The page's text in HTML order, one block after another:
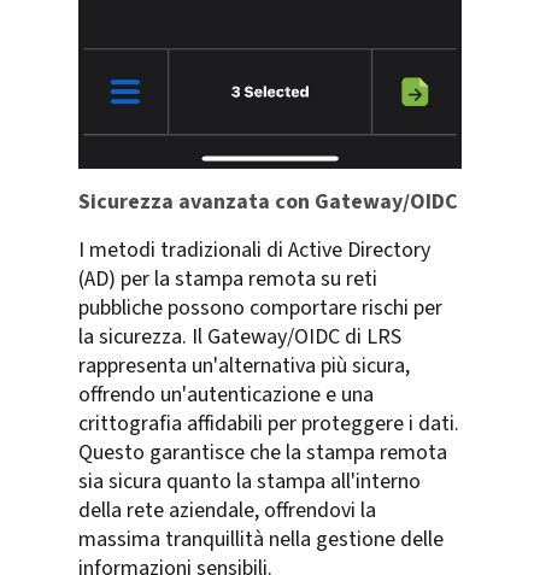
Sicurezza avanzata con Gateway/OIDC
I metodi tradizionali di Active Directory
(AD) per la stampa remota su reti
pubbliche possono comportare rischi per
la sicurezza. Il Gateway/OIDC di LRS
rappresenta un'alternativa più sicura,
offrendo un'autenticazione e una
crittografia affidabili per proteggere i dati.
Questo garantisce che la stampa remota
sia sicura quanto la stampa all'interno
della rete aziendale, offrendovi la
massima tranquillità nella gestione delle
informazioni sensibili.